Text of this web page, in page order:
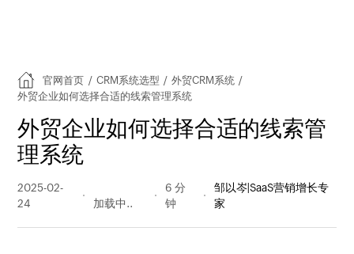
官网首页 / CRM系统选型 / 外贸CRM系统 /
外贸企业如何选择合适的线索管理系统
外贸企业如何选择合适的线索管
理系统
2025-02-
24
量
6 分
钟
邹以岑|SaaS营销增长专
家